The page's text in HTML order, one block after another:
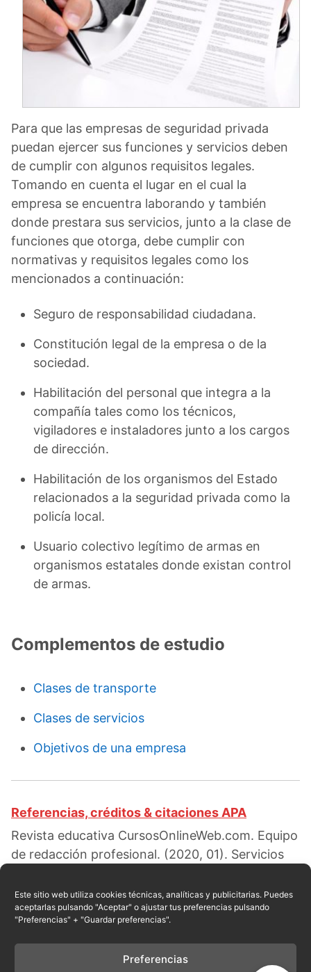
Este sitio web utiliza cookies técnicas, analíticas y publicitarias. Puedes
aceptarlas pulsando "Aceptar" o ajustar tus preferencias pulsando
"Preferencias" + "Guardar preferencias".
Preferencias
Para que las empresas de seguridad privada
puedan ejercer sus funciones y servicios deben
de cumplir con algunos requisitos legales.
Tomando en cuenta el lugar en el cual la
empresa se encuentra laborando y también
donde prestara sus servicios, junto a la clase de
funciones que otorga, debe cumplir con
normativas y requisitos legales como los
mencionados a continuación:
Seguro de responsabilidad ciudadana.
Constitución legal de la empresa o de la
sociedad.
Habilitación del personal que integra a la
compañía tales como los técnicos,
vigiladores e instaladores junto a los cargos
de dirección.
Habilitación de los organismos del Estado
relacionados a la seguridad privada como la
policía local.
Usuario colectivo legítimo de armas en
organismos estatales donde existan control
de armas.
Complementos de estudio
Clases de transporte
Clases de servicios
Objetivos de una empresa
Referencias, créditos & citaciones APA
Revista educativa CursosOnlineWeb.com. Equipo
de redacción profesional. (2020, 01). Servicios
por:Santiago E. Santoma. Obtenido en fecha 08,
2026, desde el sitio web:
https://cursosonlineweb.com/empresas-de-
seguridad.html